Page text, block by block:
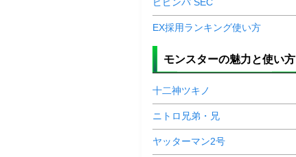
ピピンパ SEC
EX採用ランキング使い方
モンスターの魅力と使い方
十二神ツキノ
ニトロ兄弟・兄
ヤッターマン2号